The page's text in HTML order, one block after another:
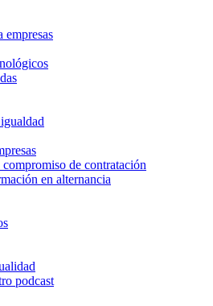
empresas
de contratación
en alternancia
podcast